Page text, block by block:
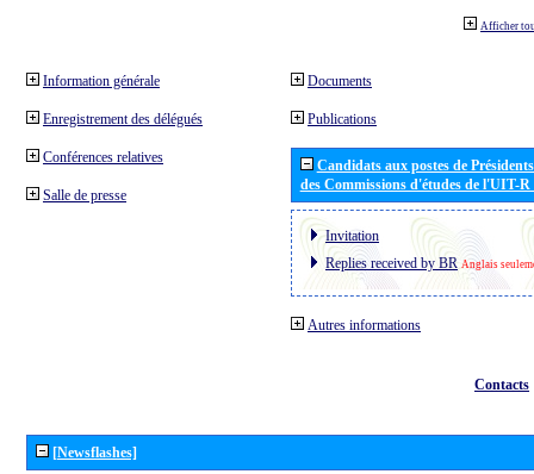
Afficher
Information générale
Enregistrement des délégués
Conférences relatives
Salle de presse
Documents
Publications
Candidats aux postes de
des Commissions d'études de l'UIT-
Invitation
Replies received by BR Anglais
Autres informations
Contacts
[Newsflashes]